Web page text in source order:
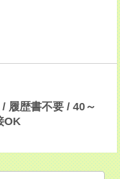
履歴書不要 / 40～
OK